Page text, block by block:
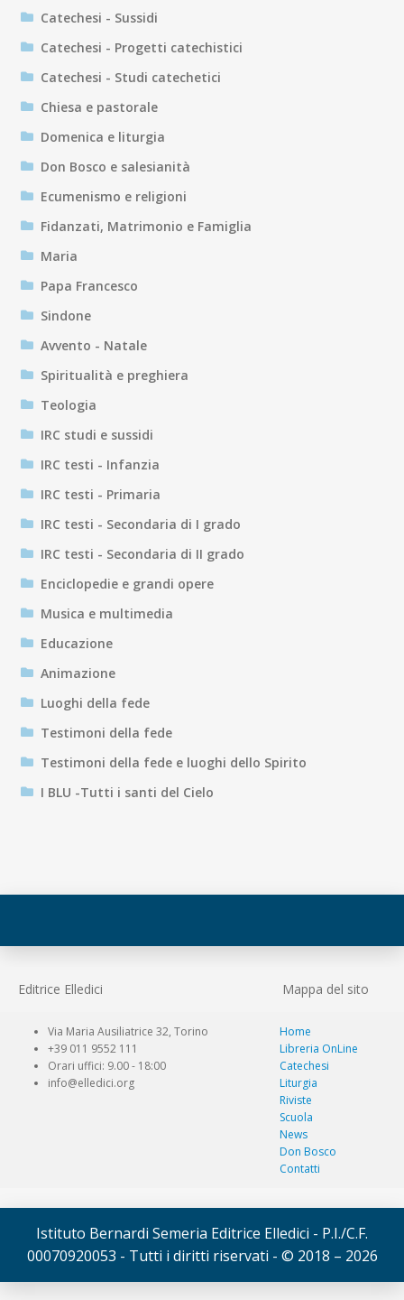
Catechesi - Sussidi
Catechesi - Progetti catechistici
Catechesi - Studi catechetici
Chiesa e pastorale
Domenica e liturgia
Don Bosco e salesianità
Ecumenismo e religioni
Fidanzati, Matrimonio e Famiglia
Maria
Papa Francesco
Sindone
Avvento - Natale
Spiritualità e preghiera
Teologia
IRC studi e sussidi
IRC testi - Infanzia
IRC testi - Primaria
IRC testi - Secondaria di I grado
IRC testi - Secondaria di II grado
Enciclopedie e grandi opere
Musica e multimedia
Educazione
Animazione
Luoghi della fede
Testimoni della fede
Testimoni della fede e luoghi dello Spirito
I BLU -Tutti i santi del Cielo
Editrice Elledici Mappa del sito
Via Maria Ausiliatrice 32, Torino
+39 011 9552 111
Orari uffici: 9.00 - 18:00
info@elledici.org
Home
Libreria OnLine
Catechesi
Liturgia
Riviste
Scuola
News
Don Bosco
Contatti
Istituto Bernardi Semeria Editrice Elledici - P.I./C.F.
00070920053 - Tutti i diritti riservati - © 2018 – 2026